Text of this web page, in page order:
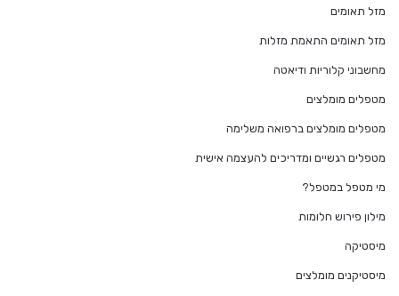
מזל תאומים
מזל תאומים התאמת מזלות
מחשבוני קלוריות ודיאטה
מטפלים מומלצים
מטפלים מומלצים ברפואה משלימה
מטפלים רגשיים ומדריכים להעצמה אישית
מי מטפל במטפל?
מילון פירוש חלומות
מיסטיקה
מיסטיקנים מומלצים